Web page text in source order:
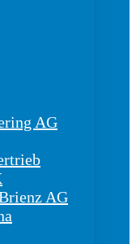
AG
AG
|